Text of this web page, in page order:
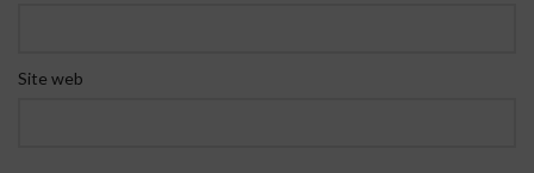
Site web